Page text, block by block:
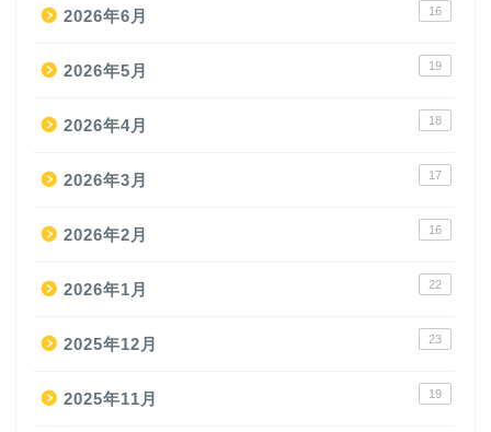
2026年6月 16
2026年5月 19
2026年4月 18
2026年3月 17
2026年2月 16
2026年1月 22
2025年12月 23
2025年11月 19